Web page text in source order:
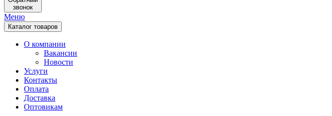
звонок
Меню
Каталог товаров
О компании
Вакансии
Новости
Услуги
Контакты
Оплата
Доставка
Оптовикам